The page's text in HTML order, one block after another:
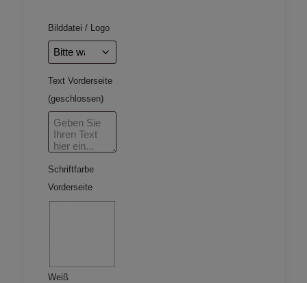
Bilddatei / Logo
Text Vorderseite
(geschlossen)
Schriftfarbe
Vorderseite
Weiß